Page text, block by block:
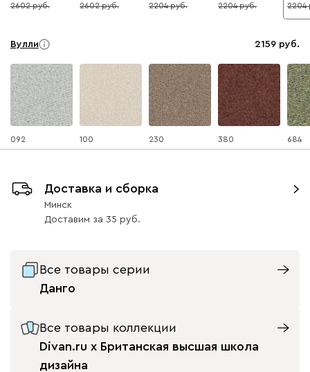
10
2602 10
2602 10
2204 15
2204 10
2204
Вулли 2159
092 100 230 380 684
Бежевый Вишневый Голубой
Доставка и сборка
Минск
Доставим за 35
Все товары серии
Данго
Все товары коллекции
Divan.ru x Британская высшая школа
дизайна